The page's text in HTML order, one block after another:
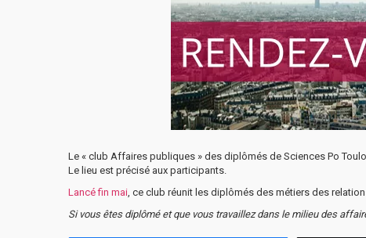
Le « club Affaires publiques » des diplômés de Sciences Po
Le lieu est précisé aux participants.
Lancé fin mai , ce club réunit les diplômés des métiers des
Si vous êtes diplômé et que vous travaillez dans le milieu des